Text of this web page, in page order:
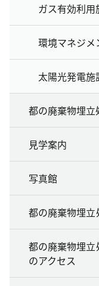
ガス有効利用
環境マネジメ
太陽光発電施
都の廃棄物埋立
見学案内
写真館
都の廃棄物埋
都の廃棄物埋
のアクセス